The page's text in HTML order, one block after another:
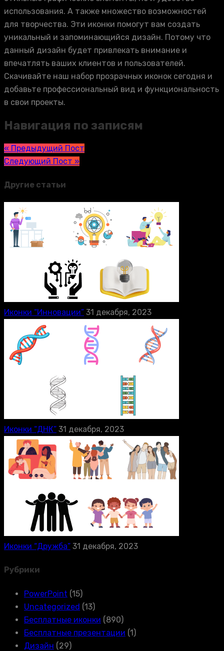
использования. А также множество возможностей
для творчества. Эти иконки помогут вам создать
уникальный и запоминающийся дизайн. Потому что
данный дизайн будет привлекать внимание и
впечатлять ваших клиентов и пользователей.
Скачивайте наш набор прозрачных иконок сегодня и
добавьте профессиональный вид и функциональность
в свои проекты.
Навигация по записям
« Предыдущий Пост
Следующий Пост »
Другие статьи
Иконки “Инновации” 31 декабря, 2023
Иконки “ДНК” 31 декабря, 2023
Иконки “Дружба” 31 декабря, 2023
Рубрики
PowerPoint (15)
Uncategorized (13)
Бесплатные иконки (890)
Бесплатные презентации (1)
Дизайн (29)